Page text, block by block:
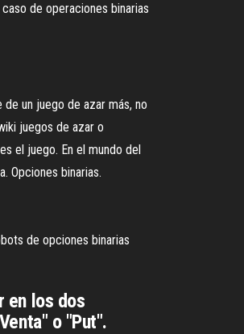
de operaciones binarias
un juego de azar más, no
juegos de azar o
el juego. En el mundo del
Opciones binarias.
de opciones binarias
en los dos
o "Put".